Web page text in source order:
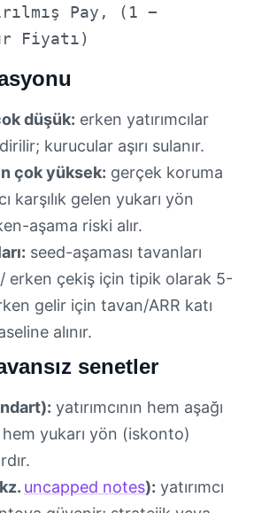
Pay, (1 −
Fiyatı)
düşük: erken yatırımcılar
kurucular aşırı sulanır.
çok yüksek: gerçek koruma
karşılık gelen yukarı yön
aşama riski alır.
seed-aşaması tavanları
erken çekiş için tipik olarak 5-
gelir için tavan/ARR katı
alınır.
senetler
yatırımcının hem aşağı
yukarı yön (iskonto)
uncapped notes): yatırımcı